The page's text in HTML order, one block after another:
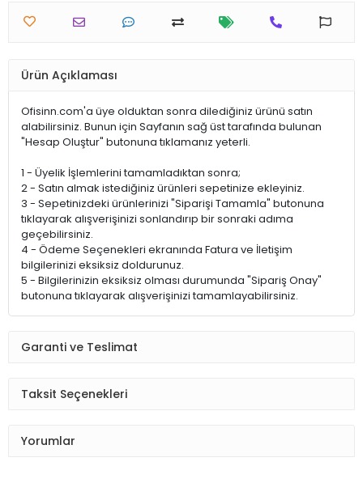
Ürün Açıklaması
Ofisinn.com'a üye olduktan sonra dilediğiniz ürünü satın
alabilirsiniz. Bunun için Sayfanın sağ üst tarafında bulunan
"Hesap Oluştur" butonuna tıklamanız yeterli.
1 - Üyelik İşlemlerini tamamladıktan sonra;
2 - Satın almak istediğiniz ürünleri sepetinize ekleyiniz.
3 - Sepetinizdeki ürünlerinizi "Siparişi Tamamla" butonuna
tıklayarak alışverişinizi sonlandırıp bir sonraki adıma
geçebilirsiniz.
4 - Ödeme Seçenekleri ekranında Fatura ve İletişim
bilgilerinizi eksiksiz doldurunuz.
5 - Bilgilerinizin eksiksiz olması durumunda "Sipariş Onay"
butonuna tıklayarak alışverişinizi tamamlayabilirsiniz.
Garanti ve Teslimat
Taksit Seçenekleri
Yorumlar